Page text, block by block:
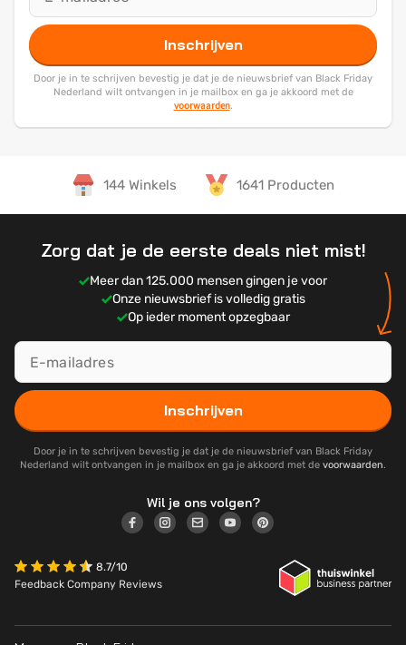
Inschrijven
Door je in te schrijven bevestig je dat je de nieuwsbrief van Black Friday
Nederland wilt ontvangen in je mailbox en ga je akkoord met de
voorwaarden.
144 Winkels 1641 Producten
Zorg dat je de eerste deals niet mist!
Meer dan 125.000 mensen gingen je voor
Onze nieuwsbrief is volledig gratis
Op ieder moment opzegbaar
Inschrijven
Door je in te schrijven bevestig je dat je de nieuwsbrief van Black Friday
Nederland wilt ontvangen in je mailbox en ga je akkoord met de voorwaarden.
Wil je ons volgen?
8.7/10
Feedback Company Reviews